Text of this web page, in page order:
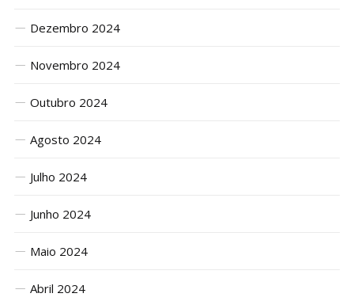
Dezembro 2024
Novembro 2024
Outubro 2024
Agosto 2024
Julho 2024
Junho 2024
Maio 2024
Abril 2024